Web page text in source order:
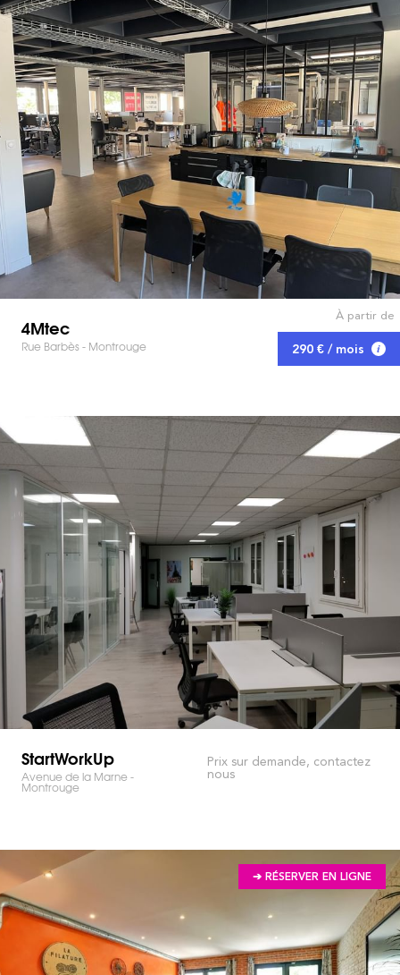
4Mtec
Rue Barbès - Montrouge
À partir de
290 € / mois
StartWorkUp
Avenue de la Marne -
Montrouge
Prix sur demande, contactez
nous
➔ RÉSERVER EN LIGNE